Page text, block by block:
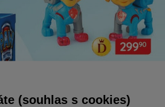
(souhlas s cookies)